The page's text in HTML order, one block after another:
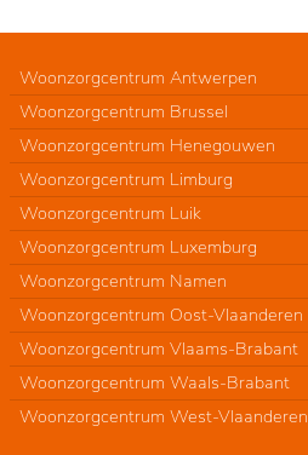
Woonzorgcentrum Antwerpen
Woonzorgcentrum Brussel
Woonzorgcentrum Henegouwen
Woonzorgcentrum Limburg
Woonzorgcentrum Luik
Woonzorgcentrum Luxemburg
Woonzorgcentrum Namen
Woonzorgcentrum Oost-Vlaanderen
Woonzorgcentrum Vlaams-Brabant
Woonzorgcentrum Waals-Brabant
Woonzorgcentrum West-Vlaanderen